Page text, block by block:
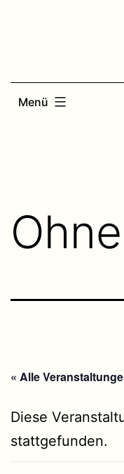
Menü
« Alle
Diese
stattgefunden.